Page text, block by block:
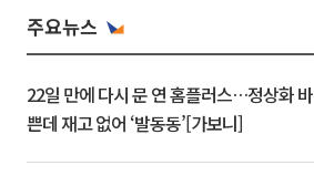
주요뉴스
22일 만에 다시 문 연 홈플러스…정상화 바
쁜데 재고 없어 ‘발동동’[가보니]